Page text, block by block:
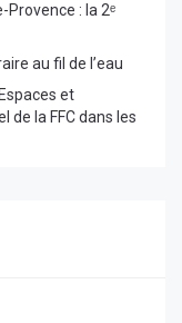
Provence : la 2ᵉ
au fil de l’eau
et
de la FFC dans les